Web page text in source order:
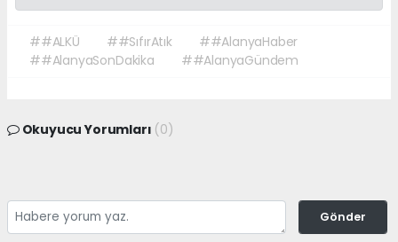
##ALKÜ ##SıfırAtık
##AlanyaHaber
##AlanyaSonDakika
##AlanyaGündem
Okuyucu Yorumları (0)
Gönder